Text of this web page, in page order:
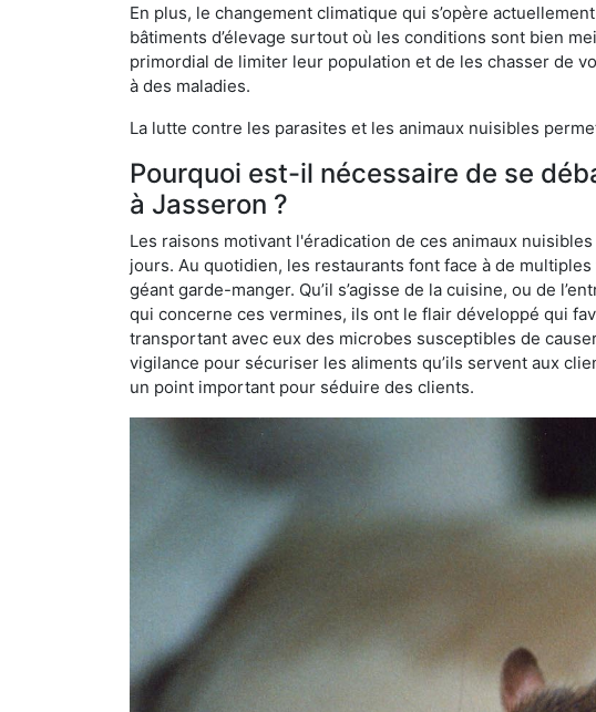
En plus, le changement climatique qui s’opère
bâtiments d’élevage surtout où les conditions sont bien
primordial de limiter leur population et de les chasser de
à des maladies.
La lutte contre les parasites et les animaux nuisibles
Pourquoi est-il nécessaire de se
à Jasseron ?
Les raisons motivant l'éradication de ces animaux
jours. Au quotidien, les restaurants font face à de
géant garde-manger. Qu’il s’agisse de la cuisine, ou de
qui concerne ces vermines, ils ont le flair développé qui
transportant avec eux des microbes susceptibles de
vigilance pour sécuriser les aliments qu’ils servent aux
un point important pour séduire des clients.